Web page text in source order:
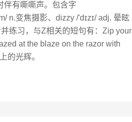
伴有嘶嘶声。包含字
n.变焦摄影、dizzy /'dɪzɪ/ adj. 晕眩
练习，与Z相关的短句有：Zip your
at the blaze on the razor with
的光辉。